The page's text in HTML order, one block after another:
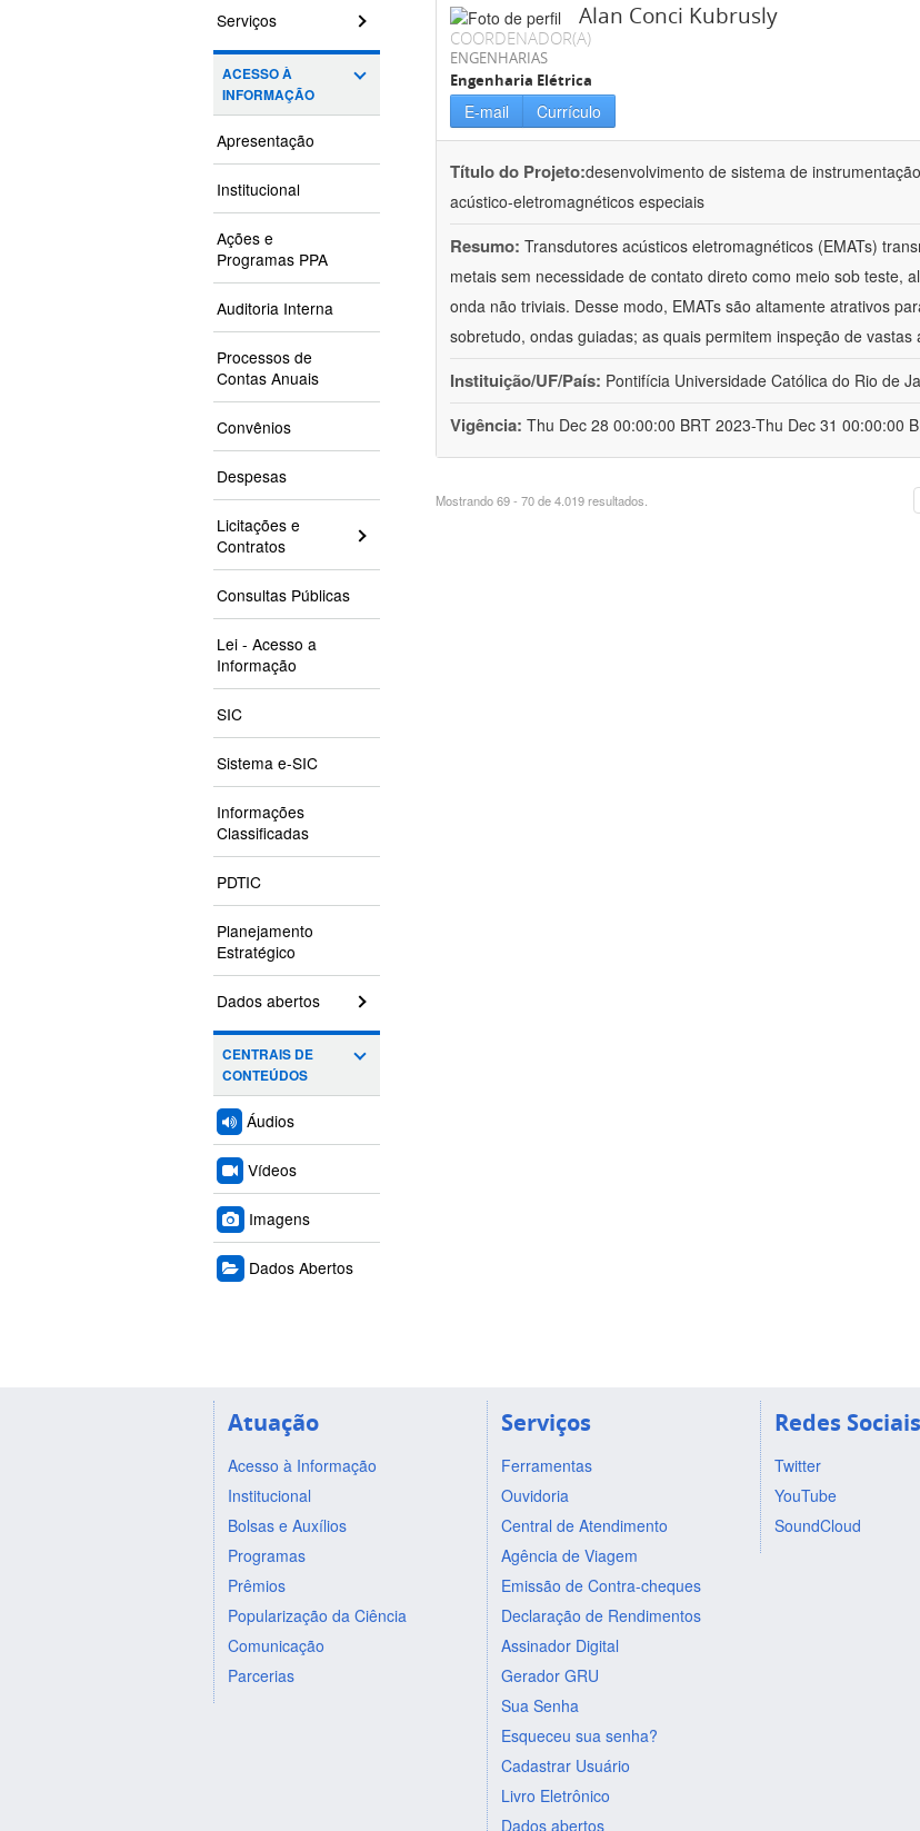
Serviços
ACESSO À
INFORMAÇÃO
Apresentação
Institucional
Ações e
Programas PPA
Auditoria Interna
Processos de
Contas Anuais
Convênios
Despesas
Licitações e
Contratos
Consultas Públicas
Lei - Acesso a
Informação
SIC
Sistema e-SIC
Informações
Classificadas
PDTIC
Planejamento
Estratégico
Dados abertos
CENTRAIS DE
CONTEÚDOS
Áudios
Vídeos
Imagens
Dados Abertos
Alan Conci Kubrusly
COORDENADOR(A)
ENGENHARIAS
Engenharia Elétrica
E-mail Currículo
Título do Projeto:desenvolvimento de sistema de
acústico-eletromagnéticos especiais
Resumo: Transdutores acústicos eletromagnéticos (EMATs)
metais sem necessidade de contato direto como meio sob teste,
onda não triviais. Desse modo, EMATs são altamente atrativos
sobretudo, ondas guiadas; as quais permitem inspeção de vastas
Instituição/UF/País: Pontifícia Universidade Católica do Rio de
Vigência: Thu Dec 28 00:00:00 BRT 2023-Thu Dec 31 00:00:00
Mostrando 69 - 70 de 4.019 resultados.
Atuação
Acesso à Informação
Institucional
Bolsas e Auxílios
Programas
Prêmios
Popularização da Ciência
Comunicação
Parcerias
Serviços
Ferramentas
Ouvidoria
Central de Atendimento
Agência de Viagem
Emissão de Contra-cheques
Declaração de Rendimentos
Assinador Digital
Gerador GRU
Sua Senha
Esqueceu sua senha?
Cadastrar Usuário
Livro Eletrônico
Dados abertos
Redes Sociais
Twitter
YouTube
SoundCloud